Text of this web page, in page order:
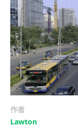
作者
Lawton